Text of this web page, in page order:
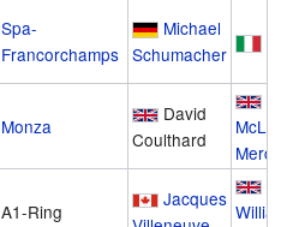
Spa-
Francorchamps
Michael
Schumacher
Monza
David
Coulthard
A1-Ring
Jacques